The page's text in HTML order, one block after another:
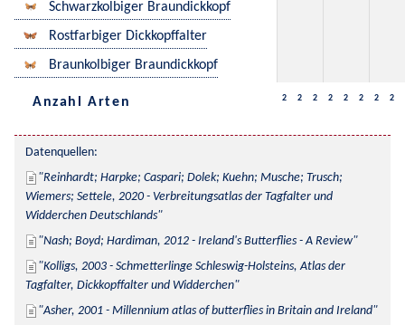
Schwarzkolbiger Braundickkopf
Rostfarbiger Dickkopffalter
Braunkolbiger Braundickkopf
Anzahl Arten 2 2 2 2 2 2 2 2
Datenquellen:
Reinhardt; Harpke; Caspari; Dolek; Kuehn; Musche; Trusch;
Wiemers; Settele, 2020 - Verbreitungsatlas der Tagfalter und
Widderchen Deutschlands
Nash; Boyd; Hardiman, 2012 - Ireland's Butterflies - A Review
Kolligs, 2003 - Schmetterlinge Schleswig-Holsteins, Atlas der
Tagfalter, Dickkopffalter und Widderchen
Asher, 2001 - Millennium atlas of butterflies in Britain and Ireland